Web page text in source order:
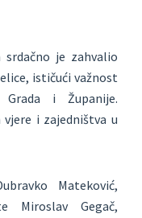
je zahvalio
ističući važnost
Grada i Županije.
i zajedništva u
Mateković,
Miroslav Gegač,